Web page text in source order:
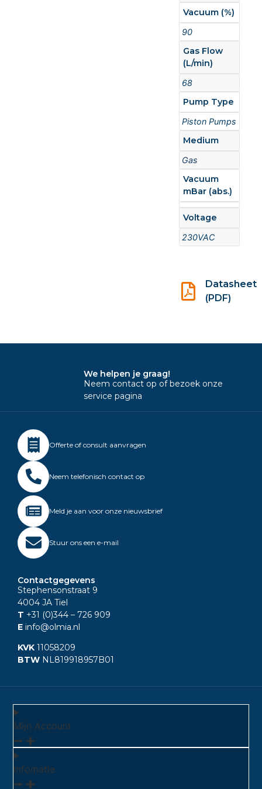
Vacuum (%)
90
Gas Flow
(L/min)
68
Pump Type
Piston Pumps
Medium
Gas
Vacuum
mBar (abs.)
Voltage
230VAC
Datasheet
(PDF)
We helpen je graag!
Neem contact op of bezoek onze
service pagina
Offerte of consult aanvragen
Neem telefonisch contact op
Meld je aan voor onze nieuwsbrief
Stuur ons een e-mail
Contactgegevens
Stephensonstraat 9
4004 JA Tiel
T +31 (0)344 – 726 909
E info@olmia.nl
KVK 11058209
BTW NL819918957B01
Mijn Account
Infomatie